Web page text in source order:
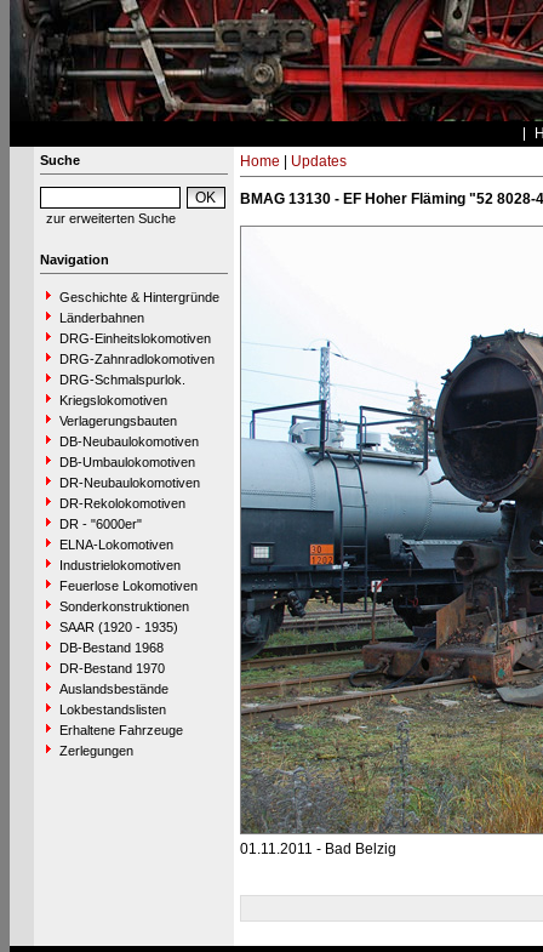
Suche
zur erweiterten Suche
Navigation
Geschichte & Hintergründe
Länderbahnen
DRG-Einheitslokomotiven
DRG-Zahnradlokomotiven
DRG-Schmalspurlok.
Kriegslokomotiven
Verlagerungsbauten
DB-Neubaulokomotiven
DB-Umbaulokomotiven
DR-Neubaulokomotiven
DR-Rekolokomotiven
DR - "6000er"
ELNA-Lokomotiven
Industrielokomotiven
Feuerlose Lokomotiven
Sonderkonstruktionen
SAAR (1920 - 1935)
DB-Bestand 1968
DR-Bestand 1970
Auslandsbestände
Lokbestandslisten
Erhaltene Fahrzeuge
Zerlegungen
Home Updates
BMAG 13130 - EF Hoher Fläming "52 8028-
01.11.2011 - Bad Belzig